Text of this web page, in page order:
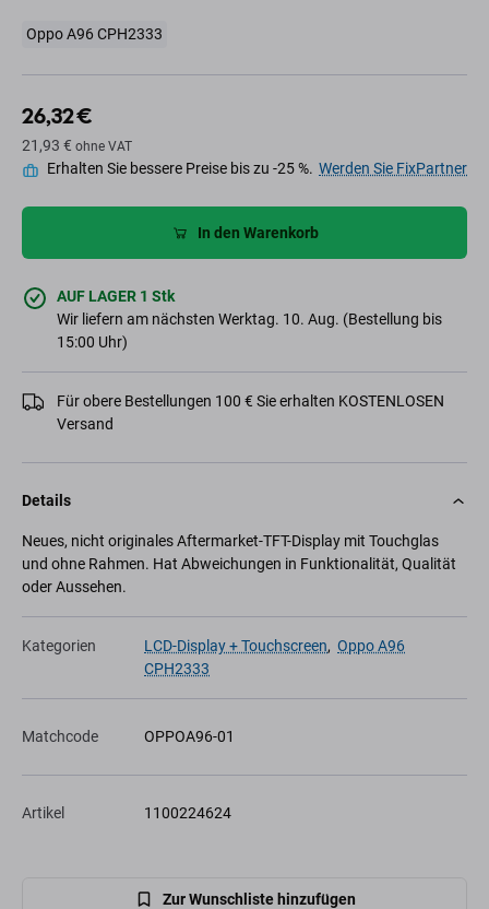
Oppo A96 CPH2333
26,32 €
21,93 € ohne VAT
Erhalten Sie bessere Preise bis zu -25 %. Werden Sie FixPartner
In den Warenkorb
AUF LAGER 1 Stk
Wir liefern am nächsten Werktag. 10. Aug. (Bestellung bis
15:00 Uhr)
Für obere Bestellungen 100 € Sie erhalten KOSTENLOSEN
Versand
Details
Neues, nicht originales Aftermarket-TFT-Display mit Touchglas
und ohne Rahmen. Hat Abweichungen in Funktionalität, Qualität
oder Aussehen.
Kategorien LCD-Display + Touchscreen, Oppo A96
CPH2333
Matchcode OPPOA96-01
Artikel 1100224624
Zur Wunschliste hinzufügen